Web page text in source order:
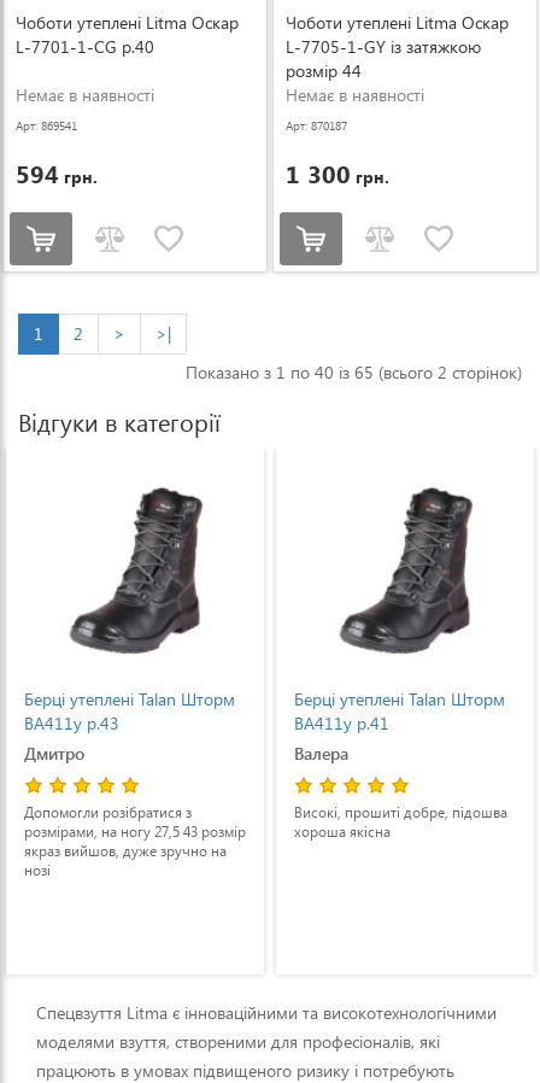
Чоботи утеплені Litma Оскар
L-7701-1-CG р.40
Немає в наявності
Арт: 869541
594 грн.
Чоботи утеплені Litma Оскар
L-7705-1-GY із затяжкою
розмір 44
Немає в наявності
Арт: 870187
1 300 грн.
1 2 >
>|
Показано з 1 по 40 із 65 (всього 2 сторінок)
Відгуки в категорії
Берці утеплені Talan Шторм
ВА411у р.43
Дмитро
Допомогли розібратися з
розмірами, на ногу 27,5 43 розмір
якраз вийшов, дуже зручно на
нозі
Берці утеплені Talan Шторм
ВА411у р.41
Валера
Високі, прошиті добре, підошва
хороша якісна
Спецвзуття Litma є інноваційними та високотехнологічними
моделями взуття, створеними для професіоналів, які
працюють в умовах підвищеного ризику і потребують